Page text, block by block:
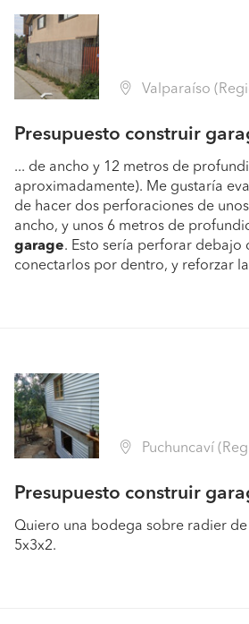
Valparaíso (Región V
Presupuesto construir
... de ancho y 12 metros de
aproximadamente). Me gustaría
de hacer dos perforaciones de
ancho, y unos 6 metros de
garage. Esto sería perforar debajo
conectarlos por dentro, y reforzar
Puchuncaví (Región V
Presupuesto construir
Quiero una bodega sobre radier
5x3x2.